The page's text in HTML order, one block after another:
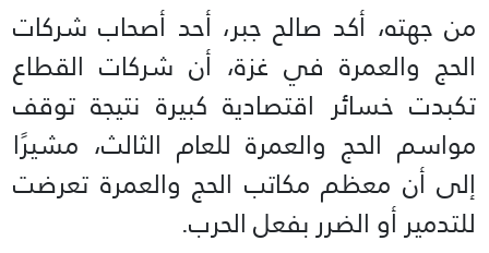
من جهته، أكد صالح جبر، أحد أصحاب شركات
الحج والعمرة في غزة، أن شركات القطاع
تكبدت خسائر اقتصادية كبيرة نتيجة توقف
مواسم الحج والعمرة للعام الثالث، مشيرًا
إلى أن معظم مكاتب الحج والعمرة تعرضت
للتدمير أو الضرر بفعل الحرب.